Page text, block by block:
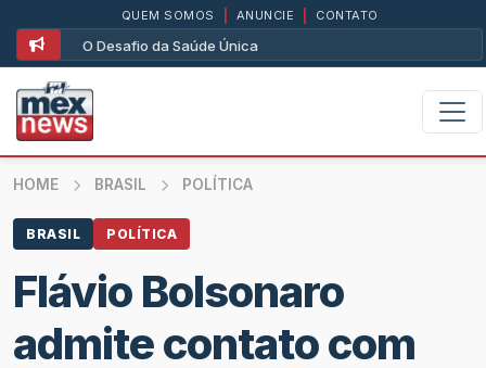
O Desafio da Saúde Única
QUEM SOMOS ANUNCIE CONTATO
HOME BRASIL POLÍTICA
BRASIL POLÍTICA
Flávio Bolsonaro
admite contato com